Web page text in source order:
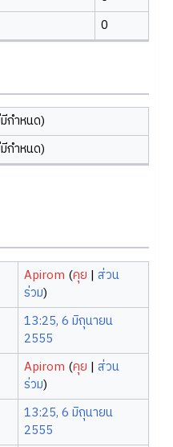
0
กำหนด)
กำหนด)
Apirom (คุย |ส่วน
ร่วม)
13:25, 6 มิถุนายน
2555
Apirom (คุย |ส่วน
ร่วม)
13:25, 6 มิถุนายน
2555